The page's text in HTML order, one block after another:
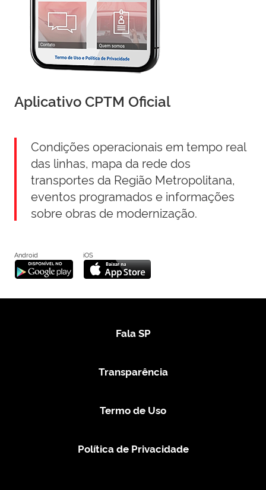
Aplicativo CPTM Oficial
Condições operacionais em tempo real
das linhas, mapa da rede dos
transportes da Região Metropolitana,
eventos programados e informações
sobre obras de modernização.
Android iOS
Fala SP
Transparência
Termo de Uso
Política de Privacidade